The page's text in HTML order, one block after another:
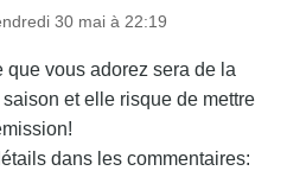
30 mai à 22:19
que vous adorez sera de la
et elle risque de mettre
dans les commentaires: